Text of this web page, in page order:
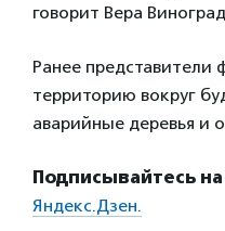
говорит Вера
Ранее представители
территорию вокруг
аварийные деревья и
Подписывайтесь
Яндекс.Дзен.